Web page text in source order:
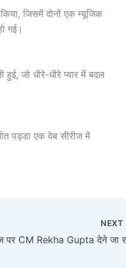
जिसमें दोनों एक म्यूजिक
गई।
हुई, जो धीरे-धीरे प्यार में बदल
पड्डा एक वेब सीरीज में
NEXT